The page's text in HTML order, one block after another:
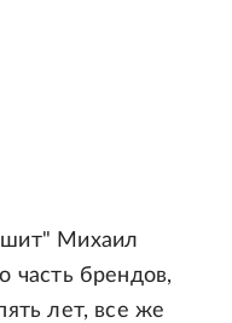
Михаил
часть брендов,
лет, все же